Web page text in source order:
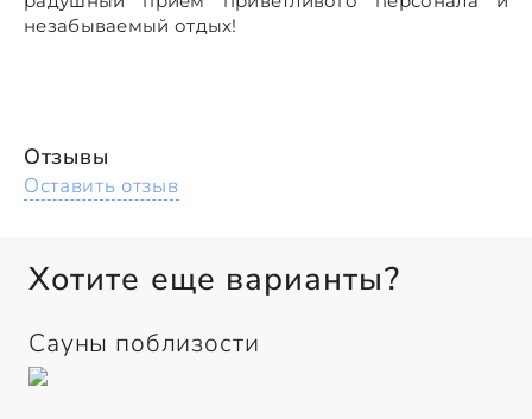
незабываемый отдых!
Отзывы
Оставить отзыв
Хотите еще варианты?
Сауны поблизости